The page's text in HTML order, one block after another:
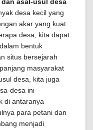
desa kecil yang
akar yang kuat
desa, kita dapat
bentuk
situs bersejarah
masyarakat
desa, kita juga
desa ini
di antaranya
para petani dan
menjadi